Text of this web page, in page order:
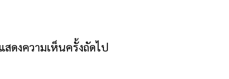
ดงความเห็นครั้งถัดไป